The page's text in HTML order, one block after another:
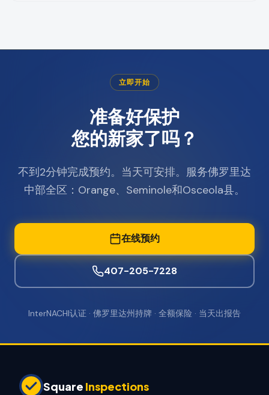
立即开始
准备好保护
您的新家了吗？
不到2分钟完成预约。当天可安排。服务佛罗里达
中部全区：Orange、Seminole和Osceola县。
在线预约
407-205-7228
InterNACHI认证 · 佛罗里达州持牌 · 全额保险 · 当天出报告
Square Inspections